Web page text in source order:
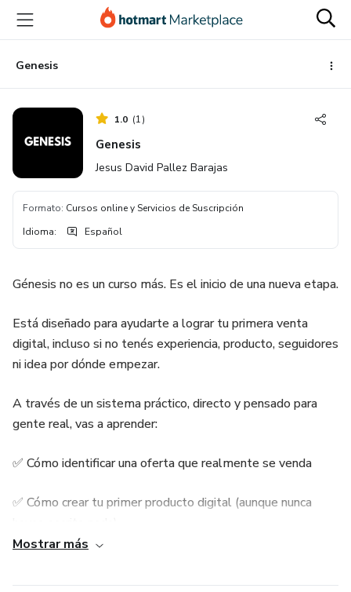
principal
página
de
página
Genesis
1.0 (1)
Genesis
Jesus David Pallez Barajas
Formato: Cursos online y Servicios de Suscripción
Idioma: Español
Génesis no es un curso más. Es el inicio de una nueva etapa.
Está diseñado para ayudarte a lograr tu primera venta
digital, incluso si no tenés experiencia, producto, seguidores
ni idea por dónde empezar.
A través de un sistema práctico, directo y pensado para
gente real, vas a aprender:
✅ Cómo identificar una oferta que realmente se venda
✅ Cómo crear tu primer producto digital (aunque nunca
Mostrar más